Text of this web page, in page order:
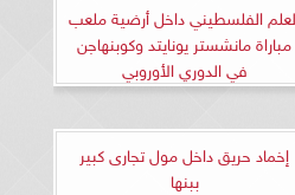
الفلسطيني داخل أرضية ملعب
مباراة مانشستر يونايتد وكوبنهاجن
في الدوري الأوروبي
إخماد حريق داخل مول تجارى كبير
ببنها